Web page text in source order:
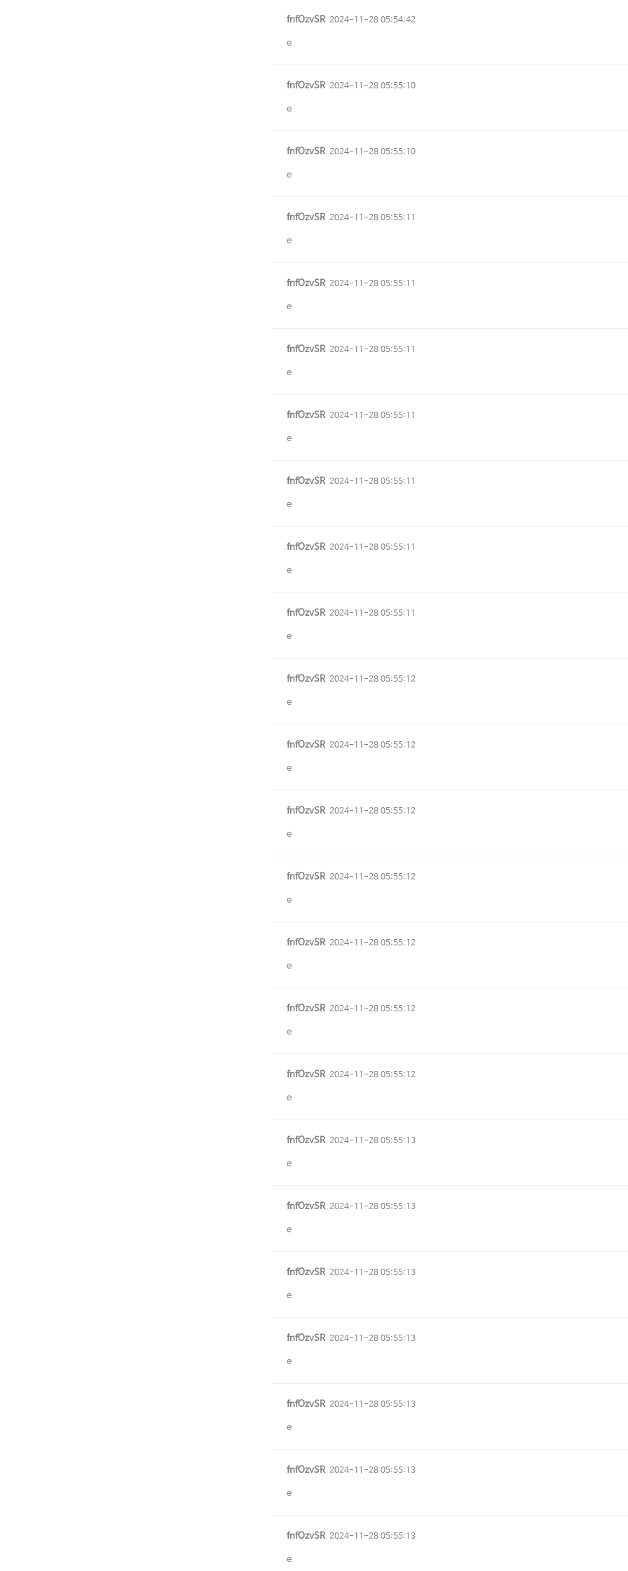
fnfOzvSR 2024-11-28 05:54:42
e
fnfOzvSR 2024-11-28 05:55:10
e
fnfOzvSR 2024-11-28 05:55:10
e
fnfOzvSR 2024-11-28 05:55:11
e
fnfOzvSR 2024-11-28 05:55:11
e
fnfOzvSR 2024-11-28 05:55:11
e
fnfOzvSR 2024-11-28 05:55:11
e
fnfOzvSR 2024-11-28 05:55:11
e
fnfOzvSR 2024-11-28 05:55:11
e
fnfOzvSR 2024-11-28 05:55:11
e
fnfOzvSR 2024-11-28 05:55:12
e
fnfOzvSR 2024-11-28 05:55:12
e
fnfOzvSR 2024-11-28 05:55:12
e
fnfOzvSR 2024-11-28 05:55:12
e
fnfOzvSR 2024-11-28 05:55:12
e
fnfOzvSR 2024-11-28 05:55:12
e
fnfOzvSR 2024-11-28 05:55:12
e
fnfOzvSR 2024-11-28 05:55:13
e
fnfOzvSR 2024-11-28 05:55:13
e
fnfOzvSR 2024-11-28 05:55:13
e
fnfOzvSR 2024-11-28 05:55:13
e
fnfOzvSR 2024-11-28 05:55:13
e
fnfOzvSR 2024-11-28 05:55:13
e
fnfOzvSR 2024-11-28 05:55:13
e